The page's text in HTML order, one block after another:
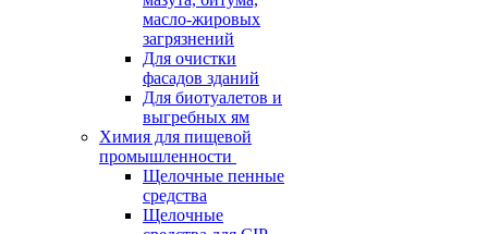
масло-жировых
загрязнений
Для очистки
фасадов зданий
Для биотуалетов и
выгребных ям
Химия для пищевой
промышленности
Щелочные пенные
средства
Щелочные